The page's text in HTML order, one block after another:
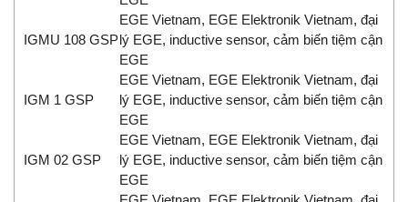
IGMU 108 GSP
EGE Vietnam, EGE Elektronik Vietnam, đại
lý EGE, inductive sensor, cảm biến tiệm cận
EGE
IGM 1 GSP
EGE Vietnam, EGE Elektronik Vietnam, đại
lý EGE, inductive sensor, cảm biến tiệm cận
EGE
IGM 02 GSP
EGE Vietnam, EGE Elektronik Vietnam, đại
lý EGE, inductive sensor, cảm biến tiệm cận
EGE